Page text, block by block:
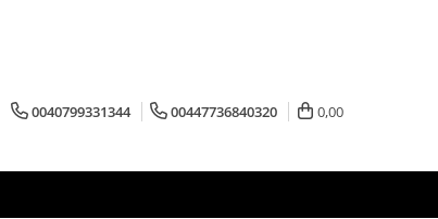
0040799331344 00447736840320 0,00